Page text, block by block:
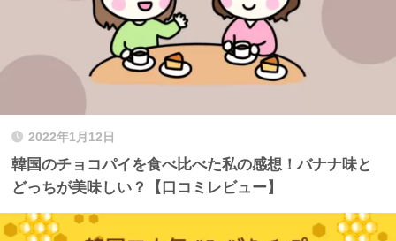
2022年1月12日
韓国のチョコパイを食べ比べた私の感想！バナナ味と
どっちが美味しい？【口コミレビュー】